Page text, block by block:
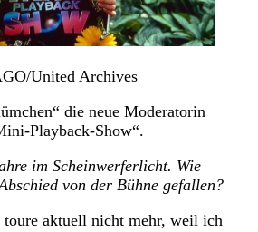
United Archives
die neue Moderatorin
Playback-Show“.
im Scheinwerferlicht. Wie
von der Bühne gefallen?
toure aktuell nicht mehr, weil ich